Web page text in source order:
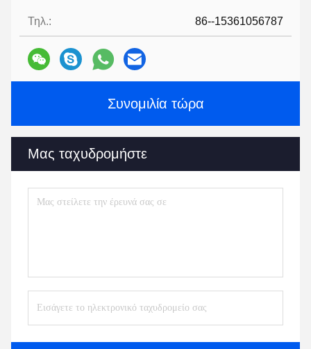
Τηλ.: 86--15361056787
Συνομιλία τώρα
Μας ταχυδρομήστε